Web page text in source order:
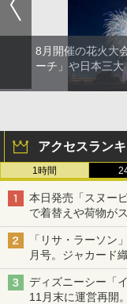
8月開催の花火大
ーチ」や日本三大
アクセスラン
1時間
本日発売「スヌー
で着替えや荷物が
「リサ・ラーソン
月号。ジャカード
ディズニーシー「
11月末に運営再開